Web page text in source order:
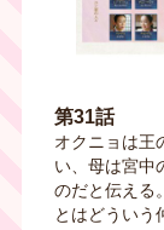
第31話
オクニョは王
い、母は宮中
のだと伝える
とはどういう